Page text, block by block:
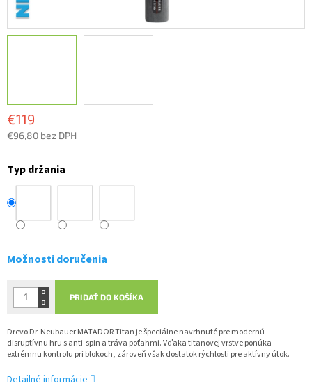
€119
€96,80 bez DPH
cena:
Typ držania
Možnosti doručenia
PRIDAŤ DO KOŠÍKA
Drevo Dr. Neubauer MATADOR Titan je špeciálne navrhnuté pre modernú
disruptívnu hru s anti-spin a tráva poťahmi. Vďaka titanovej vrstve ponúka
extrémnu kontrolu pri blokoch, zároveň však dostatok rýchlosti pre aktívny útok.
Detailné informácie